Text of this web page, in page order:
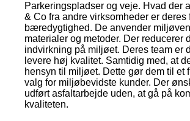
Parkeringspladser og veje. Hvad der
& Co fra andre virksomheder er deres
bæredygtighed. De anvender
materialer og metoder. Der reducerer
indvirkning på miljøet. Deres team er
levere høj kvalitet. Samtidig med, at
hensyn til miljøet. Dette gør dem til et
valg for miljøbevidste kunder. Der
udført asfaltarbejde uden, at gå på
kvaliteten.